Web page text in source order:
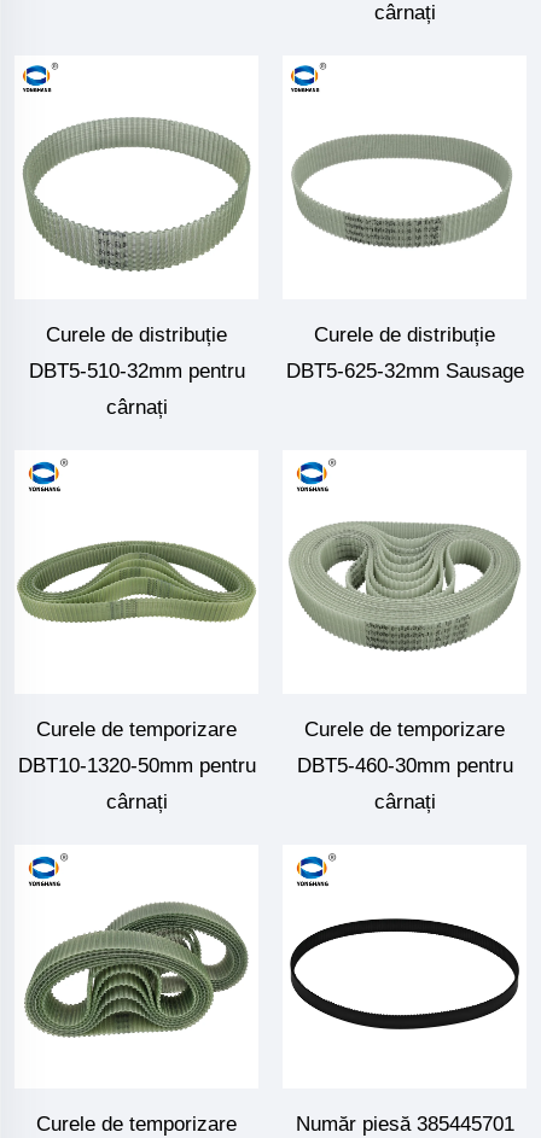
cârnați
Curele de distribuție
DBT5-510-32mm pentru
cârnați
Curele de distribuție
DBT5-625-32mm Sausage
Curele de temporizare
DBT10-1320-50mm pentru
cârnați
Curele de temporizare
DBT5-460-30mm pentru
cârnați
Curele de temporizare
Număr piesă 385445701